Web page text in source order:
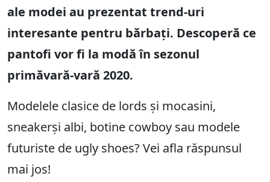
ale modei au prezentat trend-uri
interesante pentru bărbați. Descoperă ce
pantofi vor fi la modă în sezonul
primăvară-vară 2020.
Modelele clasice de lords și mocasini,
sneakerși albi, botine cowboy sau modele
futuriste de ugly shoes? Vei afla răspunsul
mai jos!